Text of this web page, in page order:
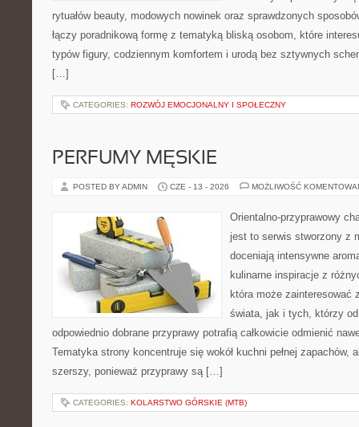
rytuałów beauty, modowych nowinek oraz sprawdzonych
łączy poradnikową formę z tematyką bliską osobom, które
typów figury, codziennym komfortem i urodą bez sztywnych
[…]
CATEGORIES: ROZWÓJ EMOCJONALNY I SPOŁECZNY
PERFUMY MĘSKIE
POSTED BY ADMIN CZE - 13 - 2026 MOŻLIWOŚĆ
Orientalno-przyprawowy
jest to serwis stworzony z
doceniają intensywne
kulinarne inspiracje z
która może zainteresować
świata, jak i tych, którzy
odpowiednio dobrane przyprawy potrafią całkowicie odmienić
Tematyka strony koncentruje się wokół kuchni pełnej zapachów,
szerszy, ponieważ przyprawy są […]
CATEGORIES: KOLARSTWO GÓRSKIE (MTB)